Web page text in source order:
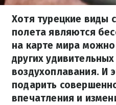
Хотя турецкие виды
полета являются
на карте мира
других
воздухоплавания. И
подарить
впечатления и